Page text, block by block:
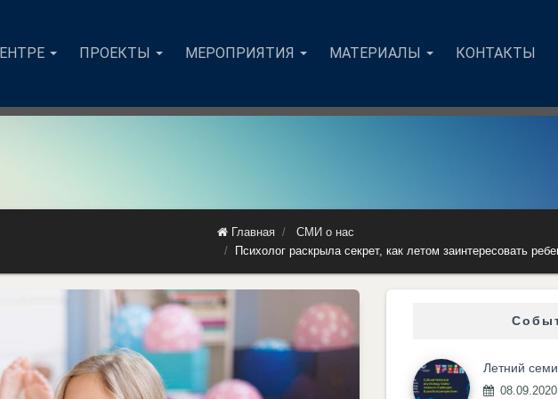
ПРОЕКТЫ МЕРОПРИЯТИЯ МАТЕРИАЛЫ КОНТАКТЫ
Главная
СМИ о нас
Психолог раскрыла секрет, как летом заинтересовать
Летний
08.09.2020